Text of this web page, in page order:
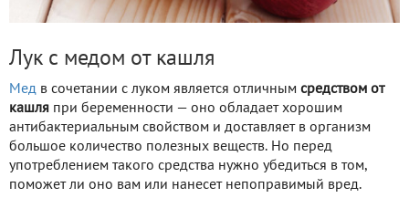
Лук с медом от кашля
Мед в сочетании с луком является отличным средством от
кашля при беременности — оно обладает хорошим
антибактериальным свойством и доставляет в организм
большое количество полезных веществ. Но перед
употреблением такого средства нужно убедиться в том,
поможет ли оно вам или нанесет непоправимый вред.